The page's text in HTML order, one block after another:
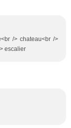
/> chateau<br />
escalier